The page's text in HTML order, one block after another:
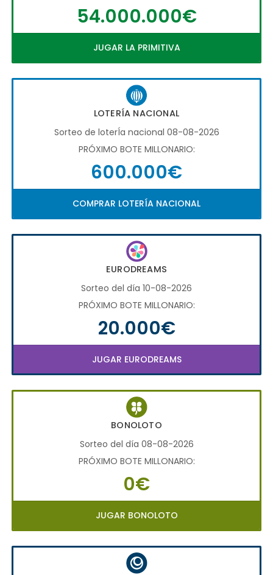
54.000.000€
JUGAR LA PRIMITIVA
LOTERÍA NACIONAL
Sorteo de loterÍa nacional 08-08-2026
PRÓXIMO BOTE MILLONARIO:
600.000€
COMPRAR LOTERÍA NACIONAL
EURODREAMS
Sorteo del día 10-08-2026
PRÓXIMO BOTE MILLONARIO:
20.000€
JUGAR EURODREAMS
BONOLOTO
Sorteo del día 08-08-2026
PRÓXIMO BOTE MILLONARIO:
0€
JUGAR BONOLOTO